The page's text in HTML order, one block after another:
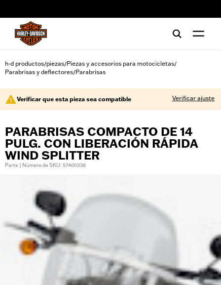
h-d productos/piezas/Piezas y accesorios para motocicletas/
Parabrisas y deflectores/Parabrisas
Verificar que esta pieza sea compatible Verificar ajuste
PARABRISAS COMPACTO DE 14
PULG. CON LIBERACIÓN RÁPIDA
WIND SPLITTER
Parte | Número de SKU: 57400336